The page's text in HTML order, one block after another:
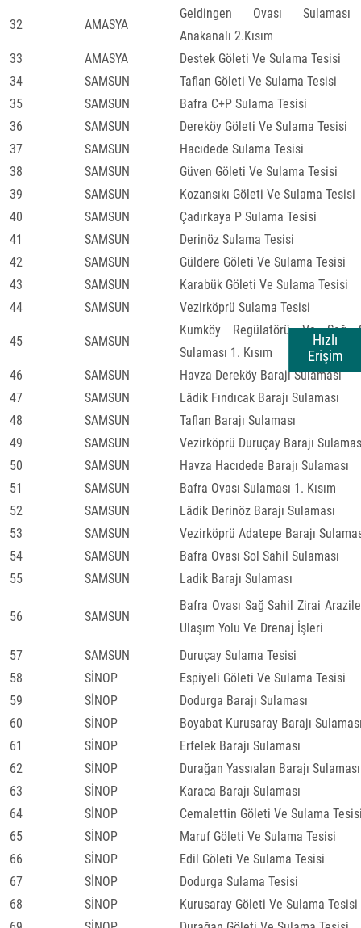
Hızlı
Erişim
32 AMASYA
Geldingen Ovası
Anakanalı 2.Kısım
33
AMASYA
Destek Göleti Ve Sulama Tesisi
34
SAMSUN
Taflan Göleti Ve Sulama Tesisi
35
SAMSUN
Bafra C+P Sulama Tesisi
36
SAMSUN
Dereköy Göleti Ve Sulama Tesisi
37
SAMSUN
Hacıdede Sulama Tesisi
38
SAMSUN
Güven Göleti Ve Sulama Tesisi
39
SAMSUN
Kozansıkı Göleti Ve Sulama Tesisi
40
SAMSUN
Çadırkaya P Sulama Tesisi
41
SAMSUN
Derinöz Sulama Tesisi
42
SAMSUN
Güldere Göleti Ve Sulama Tesisi
43
SAMSUN
Karabük Göleti Ve Sulama Tesisi
44
SAMSUN Vezirköprü Sulama Tesisi
45 SAMSUN
Kumköy Regülatörü Ve Sağ
Sulaması 1. Kısım
46
SAMSUN
Havza Dereköy Barajı Sulaması
47
SAMSUN
Lâdik Fındıcak Barajı Sulaması
48
SAMSUN
Taflan Barajı Sulaması
49
SAMSUN
Vezirköprü Duruçay Barajı
50
SAMSUN
Havza Hacıdede Barajı Sulaması
51
SAMSUN
Bafra Ovası Sulaması 1. Kısım
52
SAMSUN
Lâdik Derinöz Barajı Sulaması
53
SAMSUN
Vezirköprü Adatepe Barajı
54
SAMSUN
Bafra Ovası Sol Sahil Sulaması
55
SAMSUN Ladik Barajı Sulaması
56 SAMSUN
Bafra Ovası Sağ Sahil Zirai
Ulaşım Yolu Ve Drenaj İşleri
57
SAMSUN
Duruçay Sulama Tesisi
58
SİNOP
Espiyeli Göleti Ve Sulama Tesisi
59
SİNOP
Dodurga Barajı Sulaması
60
SİNOP
Boyabat Kurusaray Barajı
61
SİNOP
Erfelek Barajı Sulaması
62
SİNOP
Durağan Yassıalan Barajı Sulaması
63
SİNOP
Karaca Barajı Sulaması
64
SİNOP
Cemalettin Göleti Ve Sulama
65
SİNOP
Maruf Göleti Ve Sulama Tesisi
66
SİNOP
Edil Göleti Ve Sulama Tesisi
67
SİNOP
Dodurga Sulama Tesisi
68
SİNOP
Kurusaray Göleti Ve Sulama Tesisi